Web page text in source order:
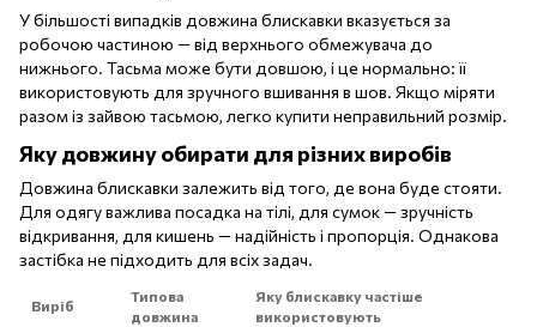
У більшості випадків довжина блискавки вказується за
робочою частиною — від верхнього обмежувача до
нижнього. Тасьма може бути довшою, і це нормально: її
використовують для зручного вшивання в шов. Якщо міряти
разом із зайвою тасьмою, легко купити неправильний розмір.
Яку довжину обирати для різних виробів
Довжина блискавки залежить від того, де вона буде стояти.
Для одягу важлива посадка на тілі, для сумок — зручність
відкривання, для кишень — надійність і пропорція. Однакова
застібка не підходить для всіх задач.
Виріб
Типова
довжина
Яку блискавку частіше
використовують